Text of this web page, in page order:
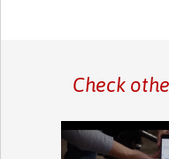
Check